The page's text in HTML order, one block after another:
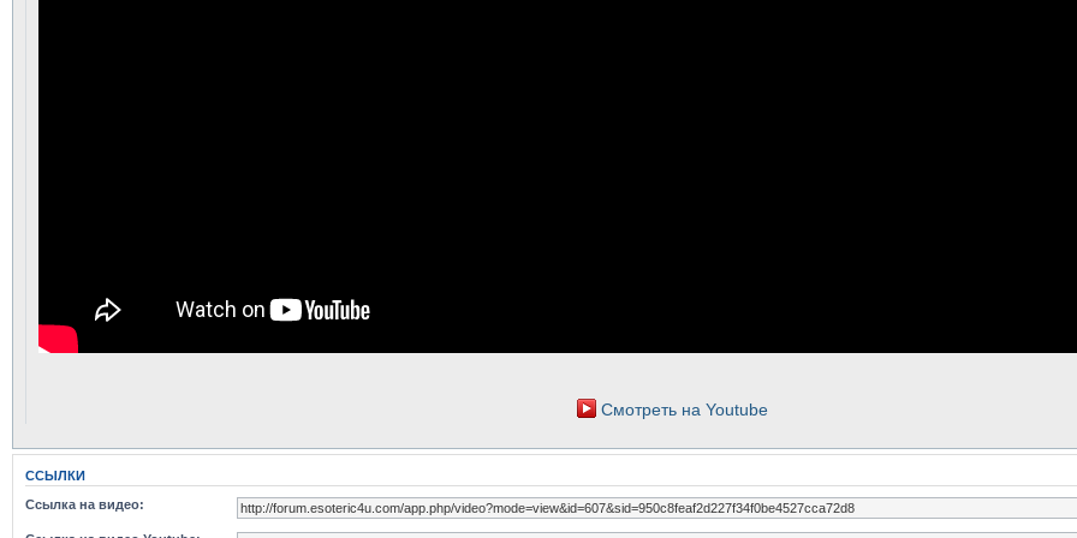
Смотреть на Youtube
ССЫЛКИ
Ссылка на видео: